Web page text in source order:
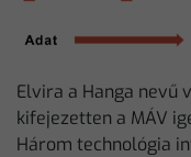
Elvira a Hanga nevű
kifejezetten a MÁV
Három technológia